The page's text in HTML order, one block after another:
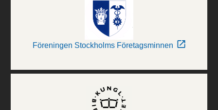
Föreningen Stockholms Företagsminnen